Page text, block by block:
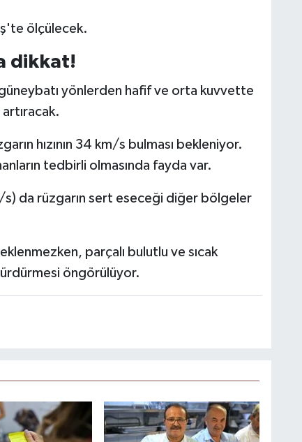
ölçülecek.
dikkat!
yönlerden hafif ve orta kuvvette
artıracak.
hızının 34 km/s bulması bekleniyor.
tedbirli olmasında fayda var.
da rüzgarın sert eseceği diğer bölgeler
parçalı bulutlu ve sıcak
öngörülüyor.